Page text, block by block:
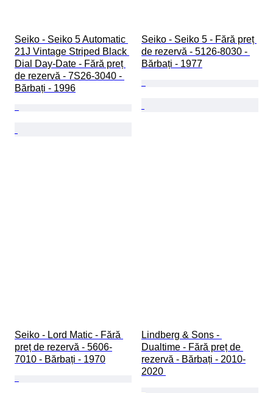
Seiko - Seiko 5 Automatic
21J Vintage Striped Black
Dial Day-Date - Fără preț
de rezervă - 7S26-3040 -
Bărbați - 1996
Seiko - Seiko 5 - Fără preț
de rezervă - 5126-8030 -
Bărbați - 1977
Seiko - Lord Matic - Fără
preț de rezervă - 5606-
7010 - Bărbați - 1970
Lindberg & Sons -
Dualtime - Fără preț de
rezervă - Bărbați - 2010-
2020